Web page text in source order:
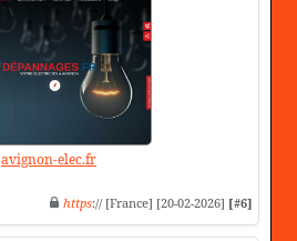
avignon-elec.fr
https:// [France] [20-02-2026] [#6]